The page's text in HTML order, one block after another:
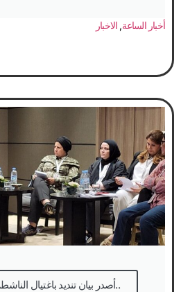
أخبار الساعة, الاخبار
أصدر بيان تنديد باغتيال الناشطة افتهان المشهري..